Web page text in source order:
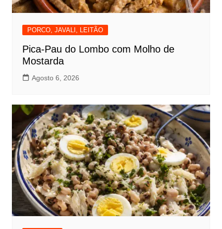
PORCO, JAVALI, LEITÃO
Pica-Pau do Lombo com Molho de
Mostarda
Agosto 6, 2026